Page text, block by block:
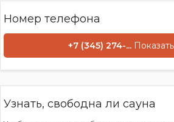
Номер телефона
+7 (345) 274-...
Узнать, свободна ли сауна